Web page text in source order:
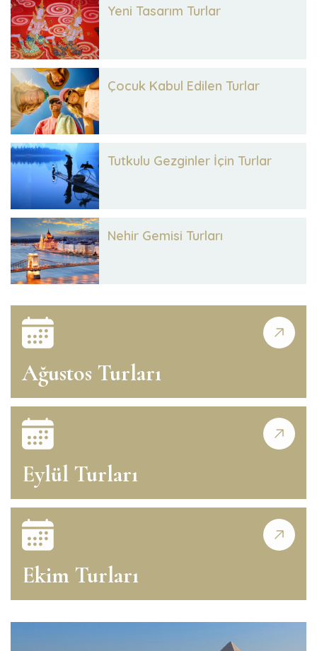
Yeni Tasarım Turlar
Çocuk Kabul Edilen Turlar
Tutkulu Gezginler İçin Turlar
Nehir Gemisi Turları
Ağustos Turları
Eylül Turları
Ekim Turları